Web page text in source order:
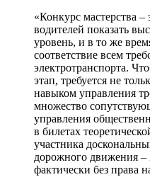
«Конкурс мастерства
водителей показать
уровень, и в то же
соответствие всем
электротранспорта.
этап, требуется не
навыком управления
множество
управления
в билетах
участника
дорожного движения –
фактически без права